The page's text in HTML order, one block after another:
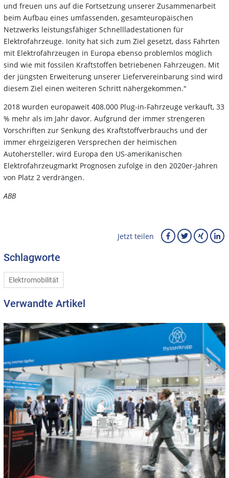
und freuen uns auf die Fortsetzung unserer Zusammenarbeit
beim Aufbau eines umfassenden, gesamteuropäischen
Netzwerks leistungsfähiger Schnellladestationen für
Elektrofahrzeuge. Ionity hat sich zum Ziel gesetzt, dass Fahrten
mit Elektrofahrzeugen in Europa ebenso problemlos möglich
sind wie mit fossilen Kraftstoffen betriebenen Fahrzeugen. Mit
der jüngsten Erweiterung unserer Liefervereinbarung sind wird
diesem Ziel einen weiteren Schritt nähergekommen."
2018 wurden europaweit 408.000 Plug-in-Fahrzeuge verkauft, 33
% mehr als im Jahr davor. Aufgrund der immer strengeren
Vorschriften zur Senkung des Kraftstoffverbrauchs und der
immer ehrgeizigeren Versprechen der heimischen
Autohersteller, wird Europa den US-amerikanischen
Elektrofahrzeugmarkt Prognosen zufolge in den 2020er-Jahren
von Platz 2 verdrängen.
ABB
Jetzt teilen
Schlagworte
Elektromobilität
Verwandte Artikel